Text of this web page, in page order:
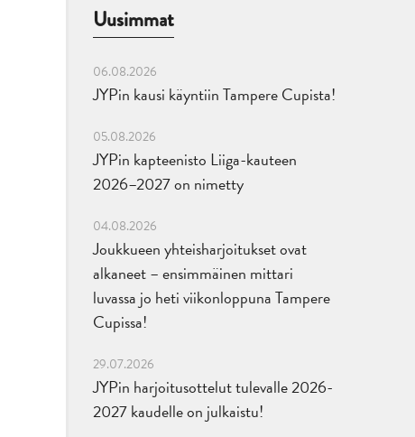
Uusimmat
06.08.2026
JYPin kausi käyntiin Tampere Cupista!
05.08.2026
JYPin kapteenisto Liiga-kauteen
2026–2027 on nimetty
04.08.2026
Joukkueen yhteisharjoitukset ovat
alkaneet – ensimmäinen mittari
luvassa jo heti viikonloppuna Tampere
Cupissa!
29.07.2026
JYPin harjoitusottelut tulevalle 2026-
2027 kaudelle on julkaistu!